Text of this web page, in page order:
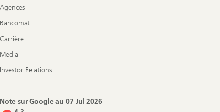
Agences
Bancomat
Carrière
Media
Investor Relations
Note sur Google au 07 Jul 2026